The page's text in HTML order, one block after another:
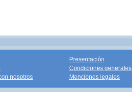
nosotros
Presentación
Condiciones generales
Menciones legales